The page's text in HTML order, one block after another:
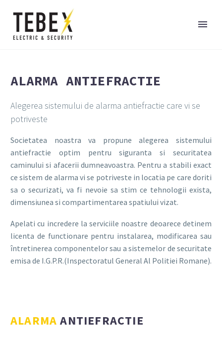
ALARMA ANTIEFRACTIE
Alegerea sistemului de alarma antiefractie care vi se
potriveste
Societatea noastra va propune alegerea sistemului
antiefractie optim pentru siguranta si securitatea
caminului si afacerii dumneavoastra. Pentru a stabili exact
ce sistem de alarma vi se potriveste in locatia pe care doriti
sa o securizati, va fi nevoie sa stim ce tehnologii exista,
dimensiunea si compartimentarea spatiului vizat.
Apelati cu incredere la serviciile noastre deoarece detinem
licenta de functionare pentru instalarea, modificarea sau
întretinerea componentelor sau a sistemelor de securitate
emisa de I.G.P.R.(Inspectoratul General Al Politiei Romane).
ALARMA ANTIEFRACTIE